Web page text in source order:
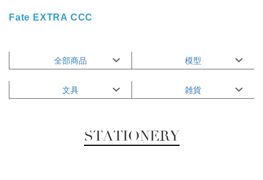
Fate EXTRA CCC
全部商品 模型
文具 雑貨
STATIONERY